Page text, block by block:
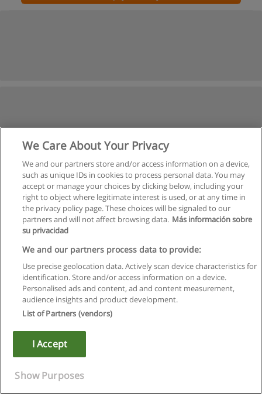
Regulamin
Polityka ochrony danych osobowych
Copyright © Educaedu Business S.L. - CIF : B-95610580: -
We Care About Your Privacy
We and our partners store and/or access information on a device,
such as unique IDs in cookies to process personal data. You may
accept or manage your choices by clicking below, including your
right to object where legitimate interest is used, or at any time in
the privacy policy page. These choices will be signaled to our
partners and will not affect browsing data. Más información sobre
su privacidad
We and our partners process data to provide:
Use precise geolocation data. Actively scan device characteristics for
identification. Store and/or access information on a device.
Personalised ads and content, ad and content measurement,
audience insights and product development.
List of Partners (vendors)
I Accept
Show Purposes